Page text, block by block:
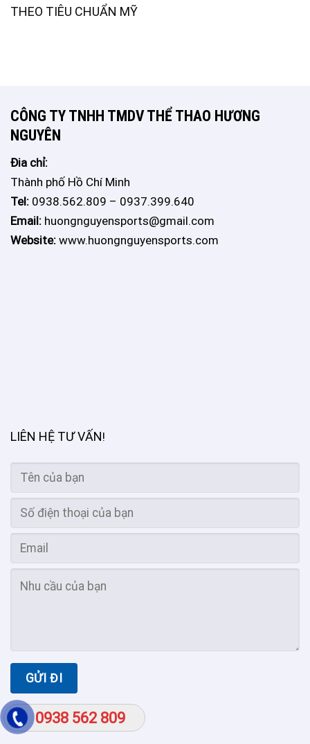
0938 562 809
THEO TIÊU CHUẨN MỸ
CÔNG TY TNHH TMDV THỂ THAO HƯƠNG
NGUYÊN
Đia chỉ:
Thành phố Hồ Chí Minh
Tel: 0938.562.809 – 0937.399.640
Email: huongnguyensports@gmail.com
Website: www.huongnguyensports.com
LIÊN HỆ TƯ VẤN!